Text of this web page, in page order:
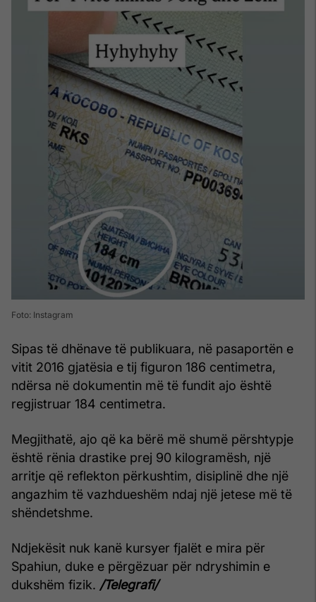
Foto: Instagram
Sipas të dhënave të publikuara, në pasaportën e
vitit 2016 gjatësia e tij figuron 186 centimetra,
ndërsa në dokumentin më të fundit ajo është
regjistruar 184 centimetra.
Megjithatë, ajo që ka bërë më shumë përshtypje
është rënia drastike prej 90 kilogramësh, një
arritje që reflekton përkushtim, disiplinë dhe një
angazhim të vazhdueshëm ndaj një jetese më të
shëndetshme.
Ndjekësit nuk kanë kursyer fjalët e mira për
Spahiun, duke e përgëzuar për ndryshimin e
dukshëm fizik. /Telegrafi/